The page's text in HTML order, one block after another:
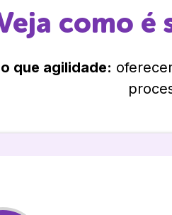
como é
que agilidade: